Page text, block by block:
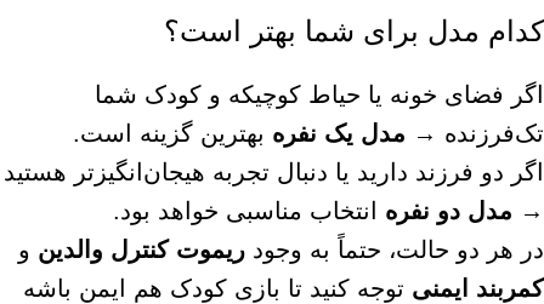
کدام مدل برای شما بهتر است؟
اگر فضای خونه یا حیاط کوچیکه و کودک شما
تک‌فرزنده → مدل یک نفره بهترین گزینه است.
اگر دو فرزند دارید یا دنبال تجربه هیجان‌انگیزتر هستید
→ مدل دو نفره انتخاب مناسبی خواهد بود.
در هر دو حالت، حتماً به وجود ریموت کنترل والدین و
کمربند ایمنی توجه کنید تا بازی کودک هم ایمن باشه